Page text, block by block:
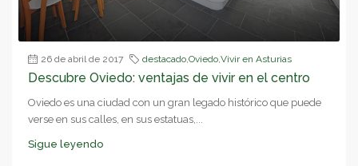
26 de abril de 2017 destacado Oviedo Vivir en Asturias
Descubre Oviedo: ventajas de vivir en el centro
Oviedo es una ciudad con un gran legado histórico que puede
verse en sus calles, en sus estatuas,...
Sigue leyendo